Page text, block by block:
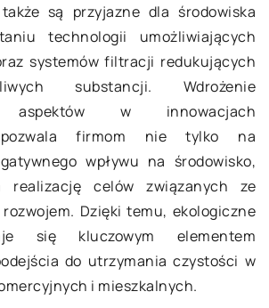
są przyjazne dla środowiska
technologii umożliwiających
systemów filtracji redukujących
substancji. Wdrożenie
aspektów w innowacjach
pozwala firmom nie tylko na
wpływu na środowisko,
celów związanych ze
Dzięki temu, ekologiczne
się kluczowym elementem
do utrzymania czystości w
i mieszkalnych.